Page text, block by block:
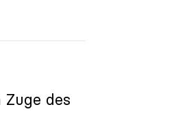
des